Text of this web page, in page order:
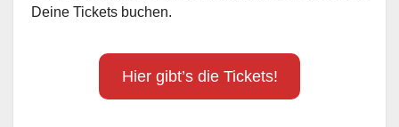
Deine Tickets buchen.
Hier gibt’s die Tickets!